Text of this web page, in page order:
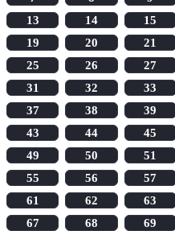
13
14 15
19
20 21
25
26 27
31
32 33
37
38 39
43
44 45
49
50 51
55
56 57
61
62 63
67
68 69